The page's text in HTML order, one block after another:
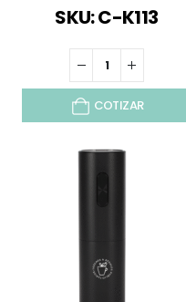
SKU: C-K113
COTIZAR